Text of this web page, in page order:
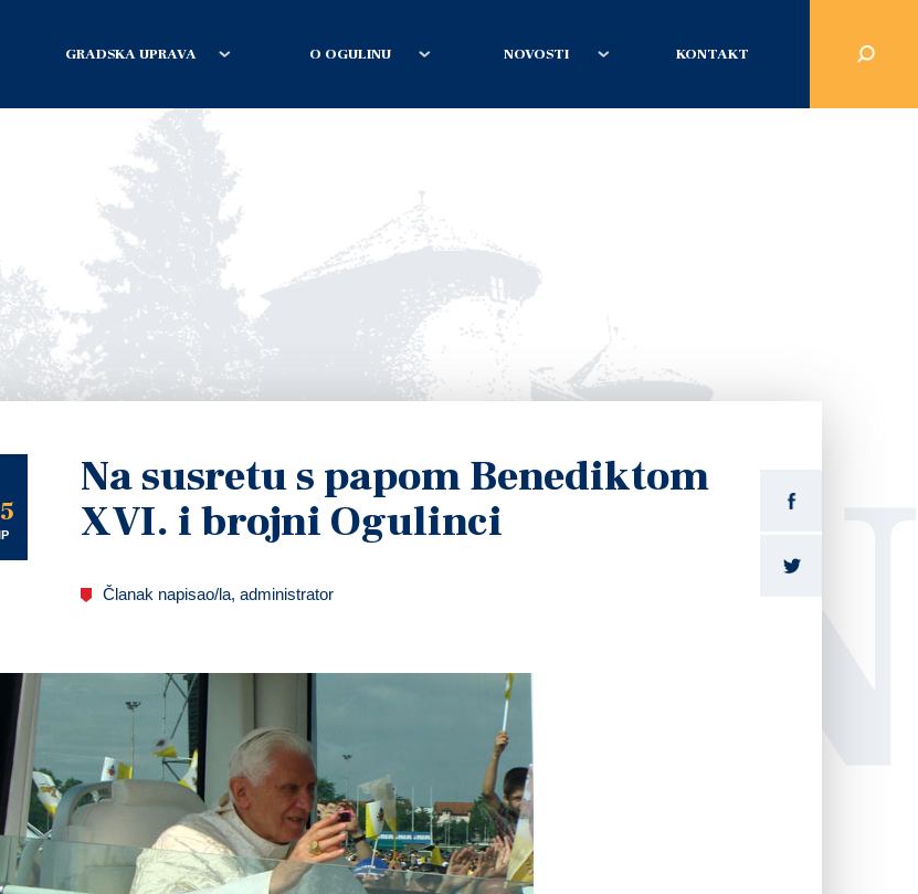
GRADSKA UPRAVA O OGULINU NOVOSTI KONTAKT
Na susretu s papom Benediktom
XVI. i brojni Ogulinci
Članak napisao/la, administrator